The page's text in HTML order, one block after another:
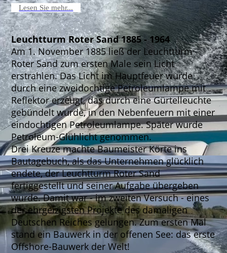
Lesen Sie mehr...
Leuchtturm Roter Sand 1885 - 1964
Am 1. November 1885 ließ der Leuchtturm
Roter Sand zum ersten Male sein Licht
erstrahlen. Das Licht im Hauptfeuer wurde
durch eine zweidochtige Petroleumlampe mit
Reflektor erzeugt, das durch eine Gürtelleuchte
gebündelt wurde, in den Nebenfeuern mit einer
eindochtigen Petroleumlampe. Später wurde
Petroleum-Glühlicht genommen.
Drei Kreuze machte Baumeister Körte ins
Bautagebuch, als das Unternehmen glücklich
endete, der Leuchtturm Roter Sand
fertiggestellt und seiner Aufgabe übergeben
wurde. Damit war - im zweiten Versuch - eines
der ehrgeizigsten Projekte des damaligen
Deutschen Reiches gelungen. Zum ersten Mal
stand ein Bauwerk in der offenen See: das erste
Offshore-Bauwerk der Welt!